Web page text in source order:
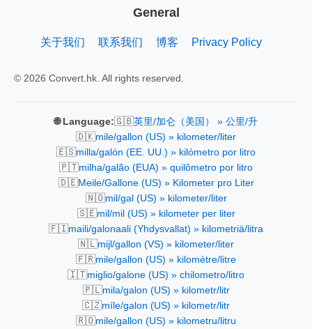
General
关于我们 联系我们 博客 Privacy Policy
© 2026 Convert.hk. All rights reserved.
🌐 Language:🇬🇧英里/加仑（美国） » 公里/升
🇩🇰mile/gallon (US) » kilometer/liter
🇪🇸milla/galón (EE. UU.) » kilómetro por litro
🇵🇹milha/galão (EUA) » quilômetro por litro
🇩🇪Meile/Gallone (US) » Kilometer pro Liter
🇳🇴mil/gal (US) » kilometer/liter
🇸🇪mil/mil (US) » kilometer per liter
🇫🇮maili/galonaali (Yhdysvallat) » kilometriä/litra
🇳🇱mijl/gallon (VS) » kilometer/liter
🇫🇷mile/gallon (US) » kilomètre/litre
🇮🇹miglio/galone (US) » chilometro/litro
🇵🇱mila/galon (US) » kilometr/litr
🇨🇿míle/galon (US) » kilometr/litr
🇷🇴mile/gallon (US) » kilometru/litru